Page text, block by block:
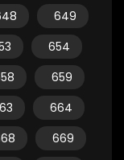
649
654
659
664
669